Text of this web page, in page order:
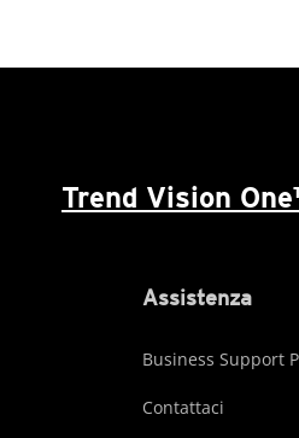
Trend Vision
Assistenza
Business Support
Contattaci